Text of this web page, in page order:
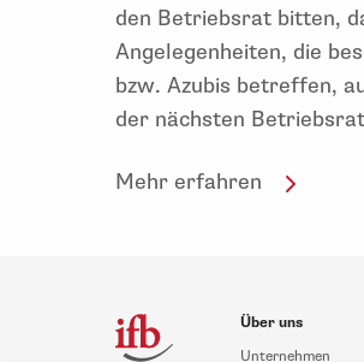
den Betriebsrat bitten,
Angelegenheiten, die
bzw. Azubis betreffen,
der nächsten
Mehr erfahren
Über uns
Unternehmen